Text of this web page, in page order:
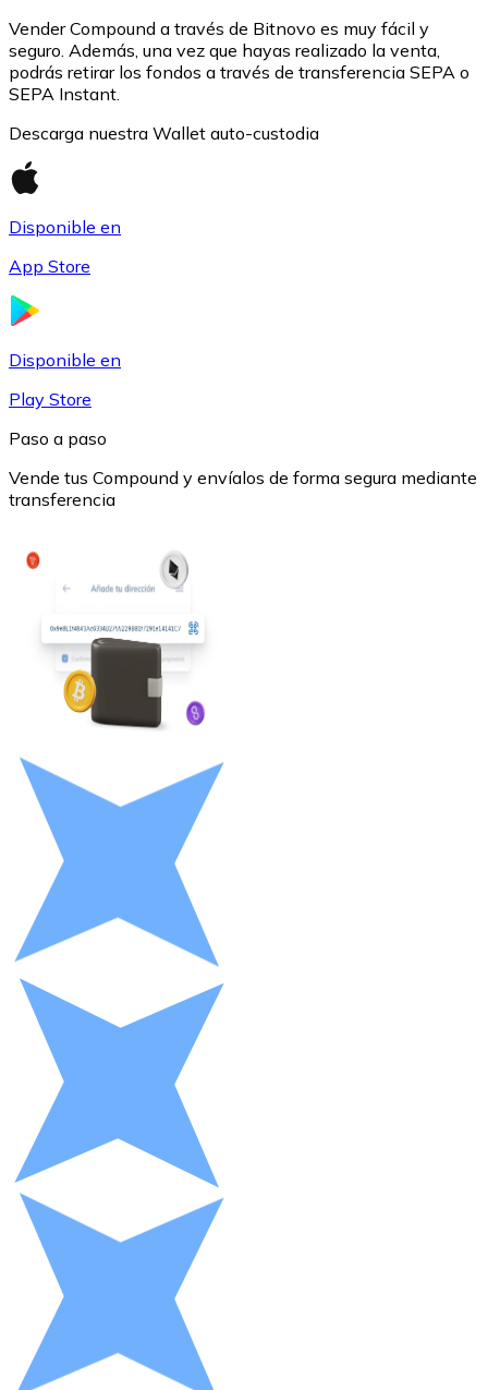
ETH
LTC
XRP
Efectivo
Compra criptomonedas con efectivo en tu tienda más
Comprar con efectivo
Transferencia SEPA
Añade fondos a tu cuenta Bitnovo o realiza compras
Comprar con Transferencia
Tarjeta de crédito / débito
Utiliza tarjetas Visa y Mastercard para comprar
Vender Compound a través de Bitnovo es muy fácil y
seguro. Además, una vez que hayas realizado la venta,
podrás retirar los fondos a través de transferencia SEPA o
SEPA Instant.
Descarga nuestra Wallet auto-custodia
Disponible en
App Store
Disponible en
Play Store
Paso a paso
Vende tus Compound y envíalos de forma segura mediante
transferencia